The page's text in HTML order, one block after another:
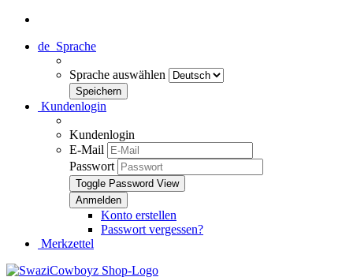
de Sprache
Sprache auswählen
Kundenlogin
Kundenlogin
E-Mail
Passwort
Toggle Password View
Konto erstellen
Passwort vergessen?
Merkzettel